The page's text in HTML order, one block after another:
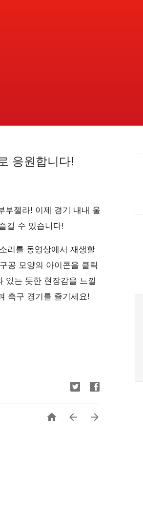
응원합니다!
부젤라! 이제 경기 내내 울
길 수 있습니다!
리를 동영상에서 재생할
공 모양의 아이콘을 클릭
있는 듯한 현장감을 느낄
축구 경기를 즐기세요!
  